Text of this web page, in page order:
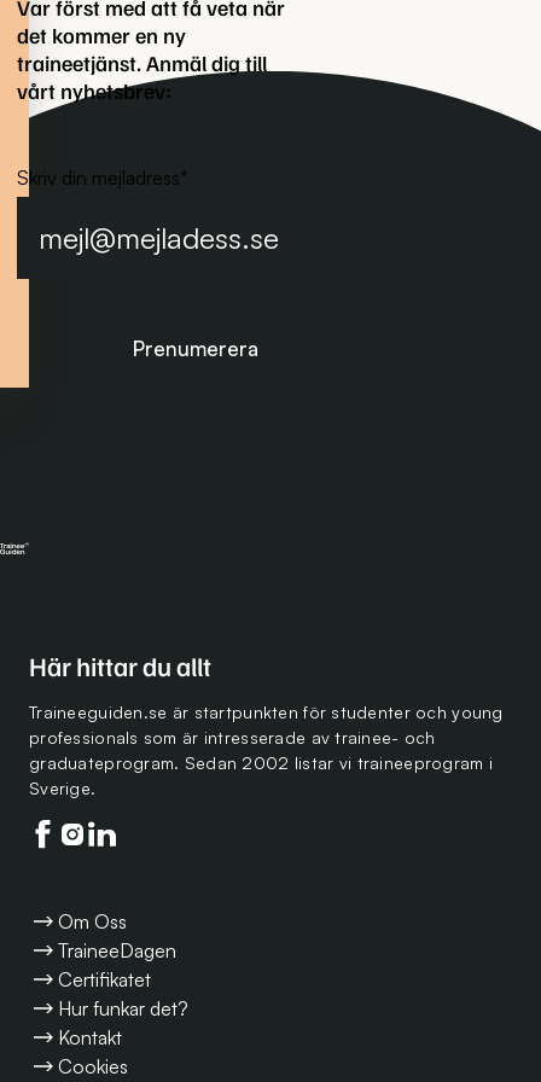
Var först med att få veta när
det kommer en ny
traineetjänst. Anmäl dig till
vårt nyhetsbrev:
Skriv din mejladress*
Här hittar du allt
Traineeguiden.se är startpunkten för studenter och young
professionals som är intresserade av trainee- och
graduateprogram. Sedan 2002 listar vi traineeprogram i
Sverige.
Följ oss på facebook
Följ oss på instagram
Följ oss på linkedin
Om Oss
TraineeDagen
Certifikatet
Hur funkar det?
Kontakt
Cookies